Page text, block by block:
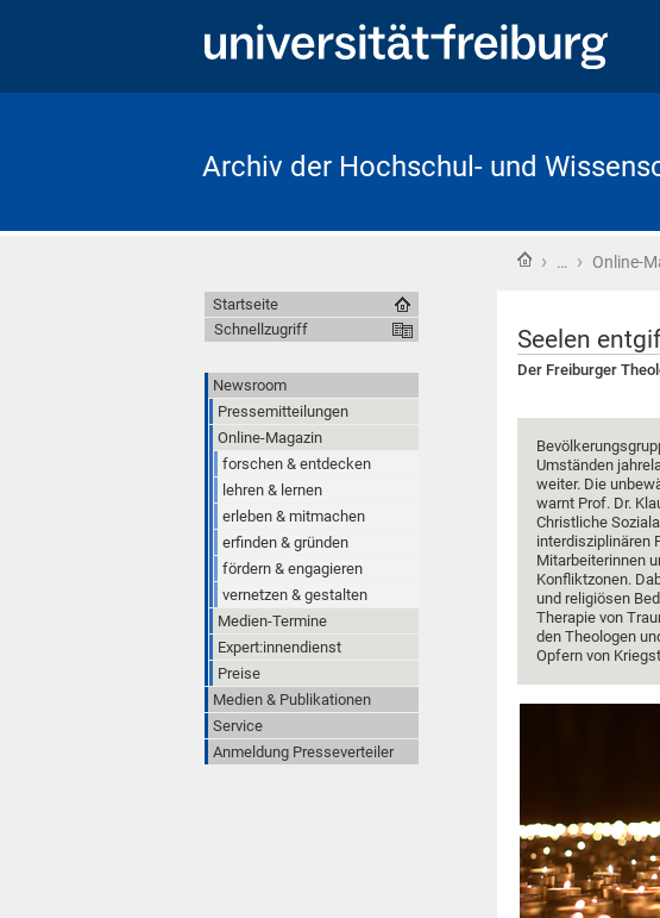
Archiv der Hochschul- und
Startseite
› … › Online-
Seelen
Der Freiburger
Umständen
weiter. Die
warnt Prof. Dr.
Christliche
interdisziplinären
Mitarbeiterinnen
Konfliktzonen.
und religiösen
Therapie von
den Theologen
Opfern von
Startseite
Schnellzugriff
Newsroom
Pressemitteilungen
Online-Magazin
forschen & entdecken
lehren & lernen
erleben & mitmachen
erfinden & gründen
fördern & engagieren
vernetzen & gestalten
Medien-Termine
Expert:innendienst
Preise
Medien & Publikationen
Service
Anmeldung Presseverteiler